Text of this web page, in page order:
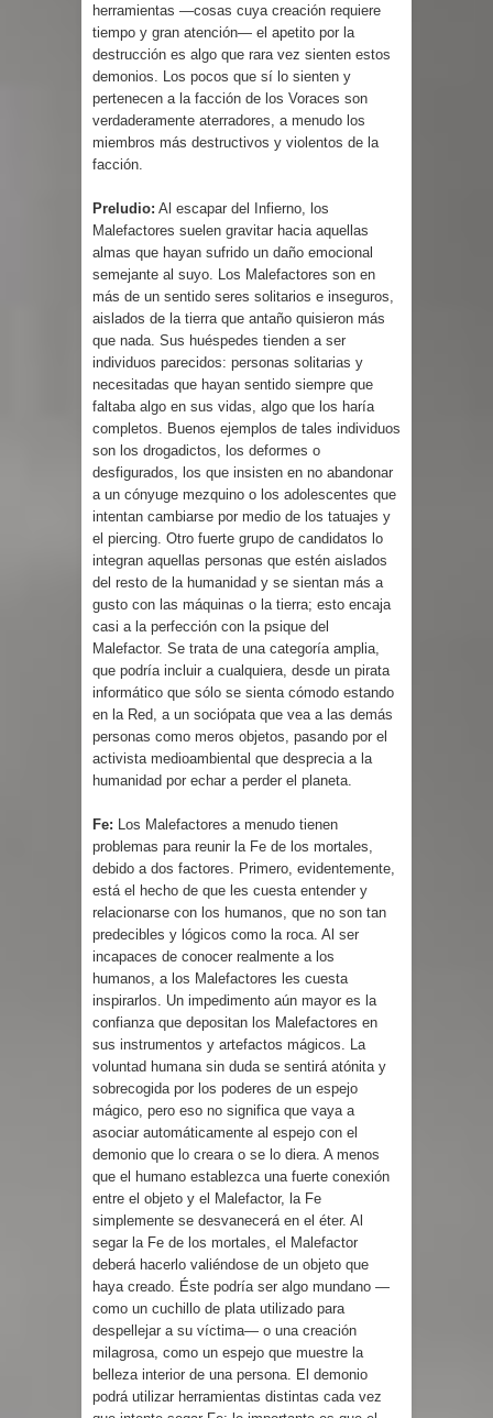
herramientas —cosas cuya creación requiere
tiempo y gran atención— el apetito por la
destrucción es algo que rara vez sienten estos
demonios. Los pocos que sí lo sienten y
pertenecen a la facción de los Voraces son
verdaderamente aterradores, a menudo los
miembros más destructivos y violentos de la
facción.
Preludio: Al escapar del Infierno, los
Malefactores suelen gravitar hacia aquellas
almas que hayan sufrido un daño emocional
semejante al suyo. Los Malefactores son en
más de un sentido seres solitarios e inseguros,
aislados de la tierra que antaño quisieron más
que nada. Sus huéspedes tienden a ser
individuos parecidos: personas solitarias y
necesitadas que hayan sentido siempre que
faltaba algo en sus vidas, algo que los haría
completos. Buenos ejemplos de tales individuos
son los drogadictos, los deformes o
desfigurados, los que insisten en no abandonar
a un cónyuge mezquino o los adolescentes que
intentan cambiarse por medio de los tatuajes y
el piercing. Otro fuerte grupo de candidatos lo
integran aquellas personas que estén aislados
del resto de la humanidad y se sientan más a
gusto con las máquinas o la tierra; esto encaja
casi a la perfección con la psique del
Malefactor. Se trata de una categoría amplia,
que podría incluir a cualquiera, desde un pirata
informático que sólo se sienta cómodo estando
en la Red, a un sociópata que vea a las demás
personas como meros objetos, pasando por el
activista medioambiental que desprecia a la
humanidad por echar a perder el planeta.
Fe: Los Malefactores a menudo tienen
problemas para reunir la Fe de los mortales,
debido a dos factores. Primero, evidentemente,
está el hecho de que les cuesta entender y
relacionarse con los humanos, que no son tan
predecibles y lógicos como la roca. Al ser
incapaces de conocer realmente a los
humanos, a los Malefactores les cuesta
inspirarlos. Un impedimento aún mayor es la
confianza que depositan los Malefactores en
sus instrumentos y artefactos mágicos. La
voluntad humana sin duda se sentirá atónita y
sobrecogida por los poderes de un espejo
mágico, pero eso no significa que vaya a
asociar automáticamente al espejo con el
demonio que lo creara o se lo diera. A menos
que el humano establezca una fuerte conexión
entre el objeto y el Malefactor, la Fe
simplemente se desvanecerá en el éter. Al
segar la Fe de los mortales, el Malefactor
deberá hacerlo valiéndose de un objeto que
haya creado. Éste podría ser algo mundano —
como un cuchillo de plata utilizado para
despellejar a su víctima— o una creación
milagrosa, como un espejo que muestre la
belleza interior de una persona. El demonio
podrá utilizar herramientas distintas cada vez